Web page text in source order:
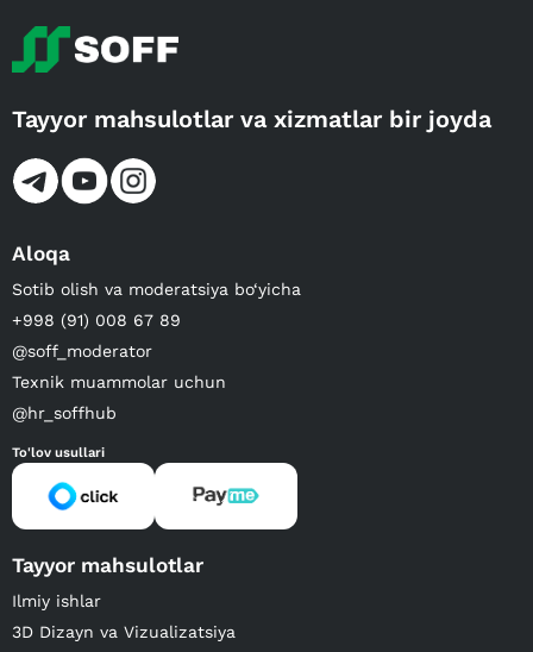
Tayyor mahsulotlar va xizmatlar bir joyda
Aloqa
Sotib olish va moderatsiya bo‘yicha
+998 (91) 008 67 89
@soff_moderator
Texnik muammolar uchun
@hr_soffhub
To'lov usullari
Tayyor mahsulotlar
Ilmiy ishlar
3D Dizayn va Vizualizatsiya